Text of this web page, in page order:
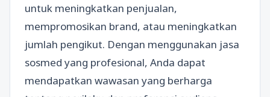
untuk meningkatkan penjualan,
mempromosikan brand, atau meningkatkan
jumlah pengikut. Dengan menggunakan jasa
sosmed yang profesional, Anda dapat
mendapatkan wawasan yang berharga